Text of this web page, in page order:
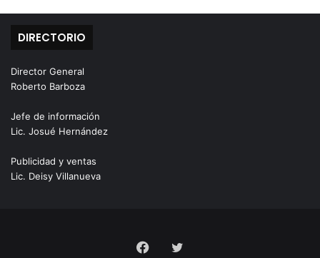
DIRECTORIO
Director General
Roberto Barboza
Jefe de información
Lic. Josué Hernández
Publicidad y ventas
Lic. Deisy Villanueva
FacebookTwitter